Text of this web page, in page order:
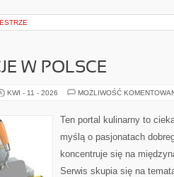
W POLSCE
KWI - 11 - 2026 MOŻLIWOŚĆ
Ten portal kulinarny to
myślą o pasjonatach
koncentruje się na
Serwis skupia się na